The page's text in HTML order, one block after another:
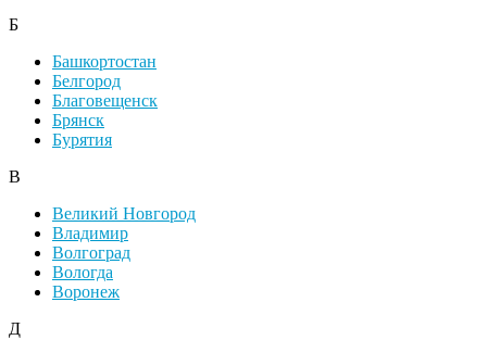
Б
Башкортостан
Белгород
Благовещенск
Брянск
Бурятия
В
Великий Новгород
Владимир
Волгоград
Вологда
Воронеж
Д